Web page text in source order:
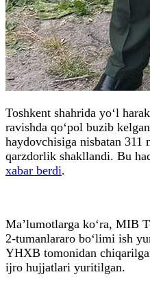
Toshkent shahrida yo‘l
ravishda qo‘pol buzib
haydovchisiga nisbatan 311
qarzdorlik shakllandi. Bu
xabar berdi.
Ma’lumotlarga ko‘ra, MIB
2-tumanlararo bo‘limi ish
YHXB tomonidan
ijro hujjatlari yuritilgan.